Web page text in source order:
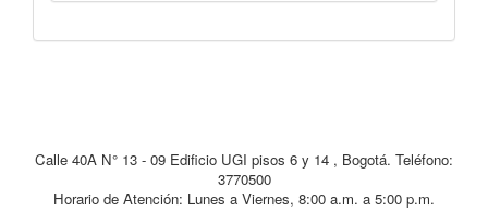
Ver gráfica Ver tabla
Calle 40A N° 13 - 09 Edificio UGI pisos 6 y 14 , Bogotá. Teléfono:
3770500
Horario de Atención: Lunes a Viernes, 8:00 a.m. a 5:00 p.m.